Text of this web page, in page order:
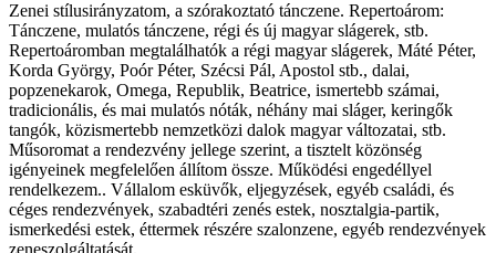
Zenei stílusirányzatom, a szórakoztató tánczene. Repertoárom:
Tánczene, mulatós tánczene, régi és új magyar slágerek, stb.
Repertoáromban megtalálhatók a régi magyar slágerek, Máté Péter,
Korda György, Poór Péter, Szécsi Pál, Apostol stb., dalai,
popzenekarok, Omega, Republik, Beatrice, ismertebb számai,
tradicionális, és mai mulatós nóták, néhány mai sláger, keringők
tangók, közismertebb nemzetközi dalok magyar változatai, stb.
Műsoromat a rendezvény jellege szerint, a tisztelt közönség
igényeinek megfelelően állítom össze. Működési engedéllyel
rendelkezem.. Vállalom esküvők, eljegyzések, egyéb családi, és
céges rendezvények, szabadtéri zenés estek, nosztalgia-partik,
ismerkedési estek, éttermek részére szalonzene, egyéb rendezvények